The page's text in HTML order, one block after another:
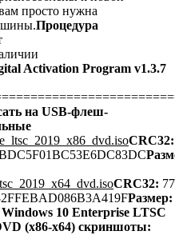
просто нужна
Процедура
Activation Program v1.3.7
на USB-флеш-
CRC32:
CRC32:
Размер:
10 Enterprise LTSC
(x86-x64) скриншоты: